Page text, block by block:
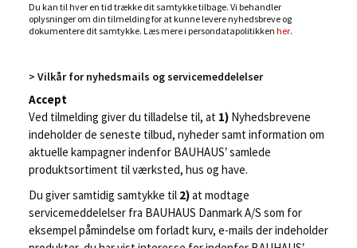
Du kan til hver en tid trække dit samtykke tilbage. Vi behandler
oplysninger om din tilmelding for at kunne levere nyhedsbreve og
dokumentere dit samtykke. Læs mere i persondatapolitikken her.
> Vilkår for nyhedsmails og servicemeddelelser
Accept
Ved tilmelding giver du tilladelse til, at 1) Nyhedsbrevene
indeholder de seneste tilbud, nyheder samt information om
aktuelle kampagner indenfor BAUHAUS’ samlede
produktsortiment til værksted, hus og have.
Du giver samtidig samtykke til 2)at modtage
servicemeddelelser fra BAUHAUS Danmark A/S som for
eksempel påmindelse om forladt kurv, e-mails der indeholder